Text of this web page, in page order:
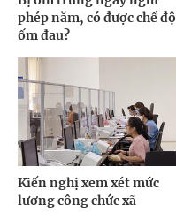
phép năm, có được chế độ
ốm đau?
Kiến nghị xem xét mức
lương công chức xã